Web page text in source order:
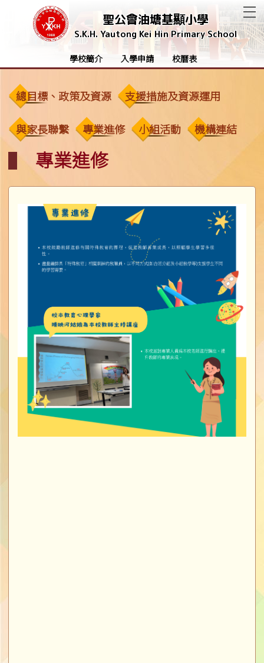
聖公會油塘基顯小學
S.K.H. Yautong Kei Hin Primary School
學校簡介 入學申請 校曆表
總目標、政策及資源 支援措施及資源運用
與家長聯繫 專業進修 小組活動 機構連結
專業進修